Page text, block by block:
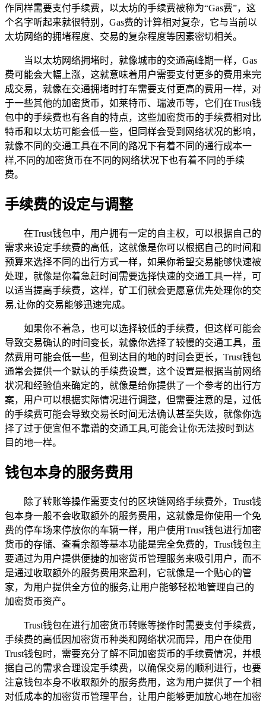
作同样需要支付手续费，以太坊的手续费被称为“Gas费”，这
个名字听起来就很特别，Gas费的计算相对复杂，它与当前以
太坊网络的拥堵程度、交易的复杂程度等因素密切相关。
当以太坊网络拥堵时，就像城市的交通高峰期一样，Gas
费可能会大幅上涨，这就意味着用户需要支付更多的费用来完
成交易，就像在交通拥堵时打车需要支付更高的费用一样，对
于一些其他的加密货币，如莱特币、瑞波币等，它们在Trust钱
包中的手续费也有各自的特点，这些加密货币的手续费相对比
特币和以太坊可能会低一些，但同样会受到网络状况的影响，
就像不同的交通工具在不同的路况下有着不同的通行成本一
样,不同的加密货币在不同的网络状况下也有着不同的手续
费。
手续费的设定与调整
在Trust钱包中，用户拥有一定的自主权，可以根据自己的
需求来设定手续费的高低，这就像是你可以根据自己的时间和
预算来选择不同的出行方式一样，如果你希望交易能够快速被
处理，就像是你着急赶时间需要选择快速的交通工具一样，可
以适当提高手续费，这样，矿工们就会更愿意优先处理你的交
易,让你的交易能够迅速完成。
如果你不着急，也可以选择较低的手续费，但这样可能会
导致交易确认的时间变长，就像你选择了较慢的交通工具，虽
然费用可能会低一些，但到达目的地的时间会更长，Trust钱包
通常会提供一个默认的手续费设置，这个设置是根据当前网络
状况和经验值来确定的，就像是给你提供了一个参考的出行方
案，用户可以根据实际情况进行调整，但需要注意的是，过低
的手续费可能会导致交易长时间无法确认甚至失败，就像你选
择了过于便宜但不靠谱的交通工具,可能会让你无法按时到达
目的地一样。
钱包本身的服务费用
除了转账等操作需要支付的区块链网络手续费外，Trust钱
包本身一般不会收取额外的服务费用，这就像是你使用一个免
费的停车场来停放你的车辆一样，用户使用Trust钱包进行加密
货币的存储、查看余额等基本功能是完全免费的，Trust钱包主
要通过为用户提供便捷的加密货币管理服务来吸引用户，而不
是通过收取额外的服务费用来盈利，它就像是一个贴心的管
家，为用户提供全方位的服务,让用户能够轻松地管理自己的
加密货币资产。
Trust钱包在进行加密货币转账等操作时需要支付手续费，
手续费的高低因加密货币种类和网络状况而异，用户在使用
Trust钱包时，需要充分了解不同加密货币的手续费情况，并根
据自己的需求合理设定手续费，以确保交易的顺利进行，也要
注意钱包本身不收取额外的服务费用，这为用户提供了一个相
对低成本的加密货币管理平台，让用户能够更加放心地在加密